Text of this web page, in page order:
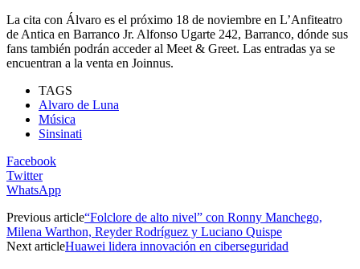
La cita con Álvaro es el próximo 18 de noviembre en L’Anfiteatro
de Antica en Barranco Jr. Alfonso Ugarte 242, Barranco, dónde sus
fans también podrán acceder al Meet & Greet. Las entradas ya se
encuentran a la venta en Joinnus.
TAGS
Alvaro de Luna
Música
Sinsinati
Facebook
Twitter
WhatsApp
Previous article“Folclore de alto nivel” con Ronny Manchego,
Milena Warthon, Reyder Rodríguez y Luciano Quispe
Next articleHuawei lidera innovación en ciberseguridad